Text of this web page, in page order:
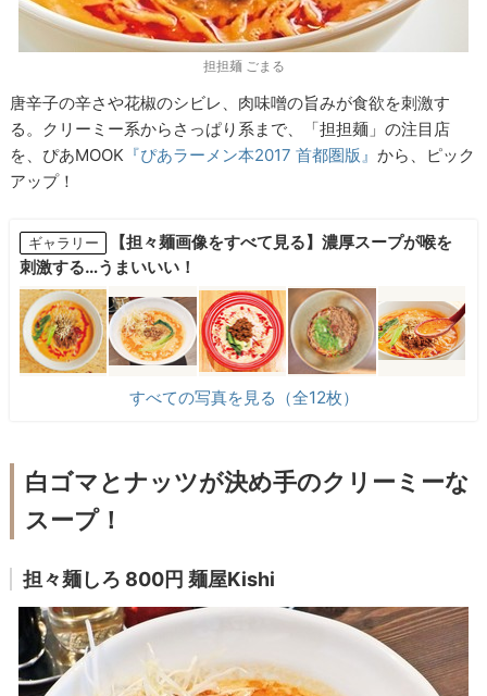
担担麺 ごまる
唐辛子の辛さや花椒のシビレ、肉味噌の旨みが食欲を刺激す
る。クリーミー系からさっぱり系まで、「担担麺」の注目店
を、ぴあMOOK 『ぴあラーメン本2017 首都圏版』から、ピック
アップ！
ギャラリー
【担々麺画像をすべて見る】濃厚スープが喉を
刺激する…うまいいい！
すべての写真を見る（全12枚）
白ゴマとナッツが決め手のクリーミーな
スープ！
担々麺しろ 800円 麺屋Kishi